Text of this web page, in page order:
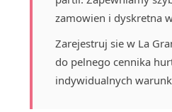
zamowien i dyskretna
Zarejestruj sie w La
do pelnego cennika
indywidualnych